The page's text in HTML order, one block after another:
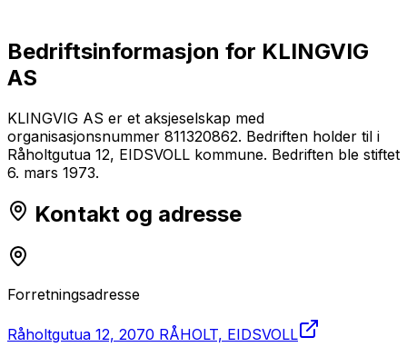
Bedriftsinformasjon for KLINGVIG
AS
KLINGVIG AS er et aksjeselskap med
organisasjonsnummer 811320862. Bedriften holder til i
Råholtgutua 12, EIDSVOLL kommune. Bedriften ble stiftet
6. mars 1973.
Kontakt og adresse
Forretningsadresse
Råholtgutua 12, 2070 RÅHOLT, EIDSVOLL